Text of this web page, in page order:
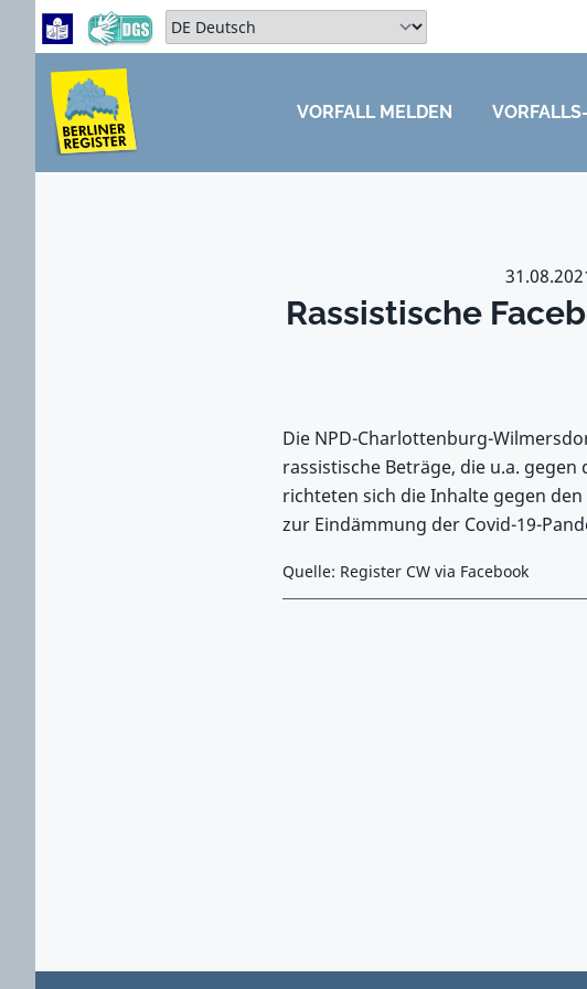
Zum Hauptbereich springen
Zum Hauptmenü springen
Sprache auswählen:
ZUM HAUPTBEREICH SPRINGEN
VORFALL MELDEN
Rassistische
Die NPD-Charlottenburg-
rassistische Beträge, die u.a.
richteten sich die Inhalte gegen
zur Eindämmung der Covid-19-
Quelle: Register CW via Facebook